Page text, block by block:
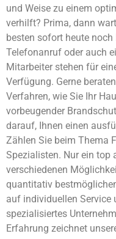
und Weise zu einem
verhilft? Prima, dann
besten sofort heute
Telefonanruf oder auch
Mitarbeiter stehen für
Verfügung. Gerne
Verfahren, wie Sie Ihr
vorbeugender
darauf, Ihnen einen
Zählen Sie beim Thema
Spezialisten. Nur ein top
verschiedenen
quantitativ
auf individuellen Service
spezialisiertes
Erfahrung zeichnet